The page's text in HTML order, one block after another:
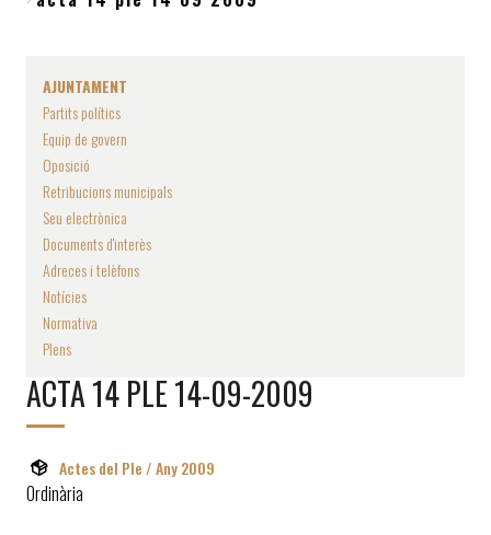
Fil
AJUNTAMENT
Partits polítics
Equip de govern
Oposició
Retribucions municipals
Seu electrònica
Documents d'interès
Adreces i telèfons
Notícies
Normativa
Plens
ACTA 14 PLE 14-09-2009
Actes del Ple / Any 2009
Ordinària